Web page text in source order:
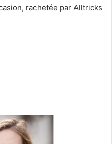
rachetée par Alltricks